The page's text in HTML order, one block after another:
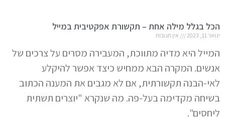
הכל בגלל מילה אחת – תקשורת אפקטיבית במייל
ינואר 11, 2023 אין תגובות
המייל היא מדיה מתווכת, המעבירה מסרים על צרכים של
אנשים. המקרה הבא ממחיש כיצד אפשר להיקלע
לאי-הבנה תקשורתית, אם לא מגבים את המענה הכתוב
בשיחה מקדימה בעל-פה. מה שנקרא "יוצרים תשתית
ליחסים".